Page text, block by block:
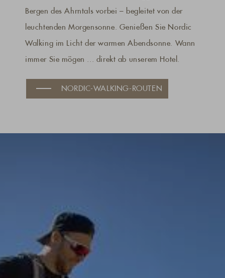
Bergen des Ahrntals vorbei – begleitet von der
leuchtenden Morgensonne. Genießen Sie Nordic
Walking im Licht der warmen Abendsonne. Wann
immer Sie mögen ... direkt ab unserem Hotel.
NORDIC-WALKING-ROUTEN